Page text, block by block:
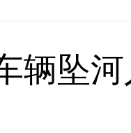
辆坠河